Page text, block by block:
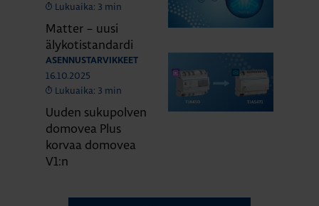
Lukuaika: 3 min
Matter – uusi
älykotistandardi
ASENNUSTARVIKKEET
16.10.2025
Lukuaika: 3 min
Uuden sukupolven
domovea Plus
korvaa domovea
V1:n